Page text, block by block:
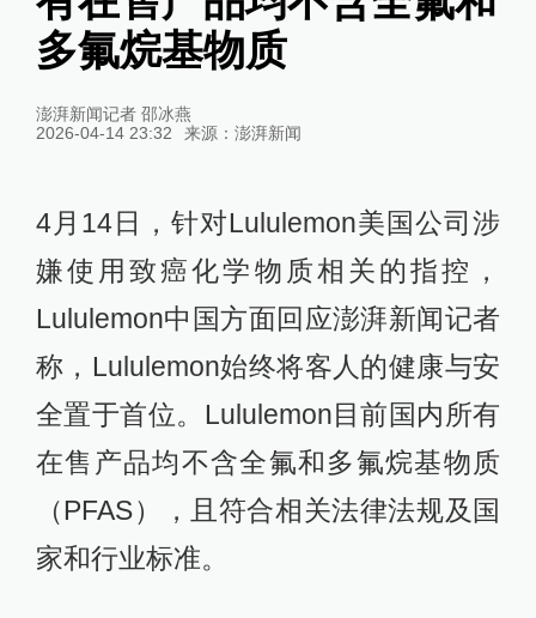
多氟烷基物质
澎湃新闻记者 邵冰燕
2026-04-14 23:32
来源： 澎湃新闻
4月14日，针对Lululemon美国公司涉
嫌使用致癌化学物质相关的指控，
Lululemon中国方面回应澎湃新闻记者
称，Lululemon始终将客人的健康与安
全置于首位。Lululemon目前国内所有
在售产品均不含全氟和多氟烷基物质
（PFAS），且符合相关法律法规及国
家和行业标准。